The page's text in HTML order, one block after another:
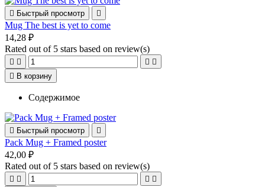
 Быстрый просмотр 
Mug The best is yet to come
14,28 ₽
Rated out of 5 stars based on review(s)
   
 В корзину
Содержимое
 Быстрый просмотр 
Pack Mug + Framed poster
42,00 ₽
Rated out of 5 stars based on review(s)
   